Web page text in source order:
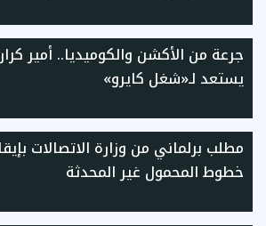
جرعة من الأكشن والكوميديا.. أمير
يستعد لـ«شغل كايرو»
مطلب برلماني من وزارة الاتصالات
خطوط المحمول غير المحدثة